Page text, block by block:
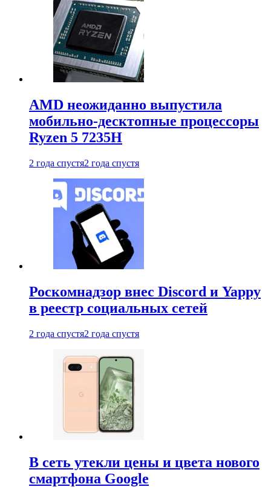
AMD неожиданно выпустила
мобильно-десктопные процессоры
Ryzen 5 7235H
2 года спустя2 года спустя
Роскомнадзор внес Discord и Yappy
в реестр социальных сетей
2 года спустя2 года спустя
В сеть утекли цены и цвета нового
смартфона Google